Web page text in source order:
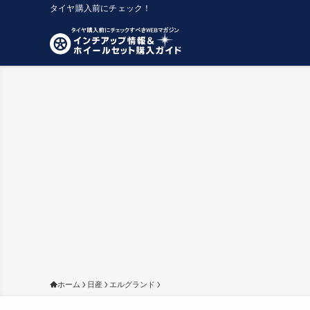
タイヤ購入前にチェック！
ホーム 日産 エルグランド